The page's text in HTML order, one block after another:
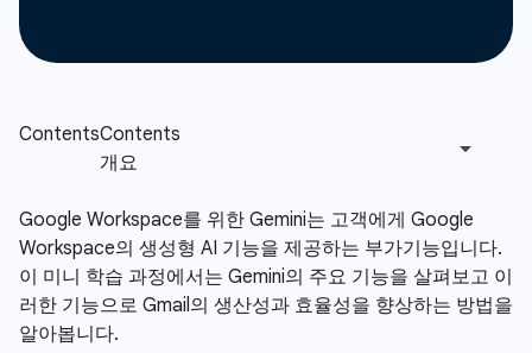
Google Workspace를 위한 Gemini는 고객에게 Google
Workspace의 생성형 AI 기능을 제공하는 부가기능입니다.
이 미니 학습 과정에서는 Gemini의 주요 기능을 살펴보고 이
러한 기능으로 Gmail의 생산성과 효율성을 향상하는 방법을
알아봅니다.